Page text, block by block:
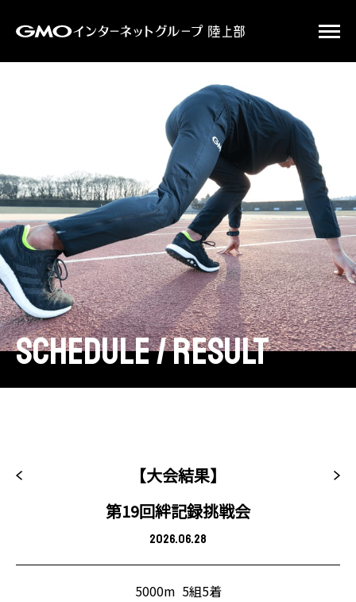
schedule / result
【大会結果】
第19回絆記録挑戦会
2026.06.28
5000m 5組5着